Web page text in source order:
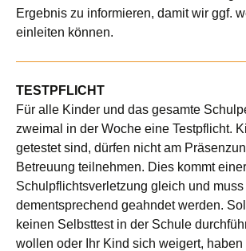
Ergebnis zu informieren, damit wir ggf.
einleiten können.
TESTPFLICHT
Für alle Kinder und das gesamte
zweimal in der Woche eine Testpflicht.
getestet sind, dürfen nicht am
Betreuung teilnehmen. Dies kommt einer
Schulpflichtsverletzung gleich und muss
dementsprechend geahndet werden.
keinen Selbsttest in der Schule
wollen oder Ihr Kind sich weigert,